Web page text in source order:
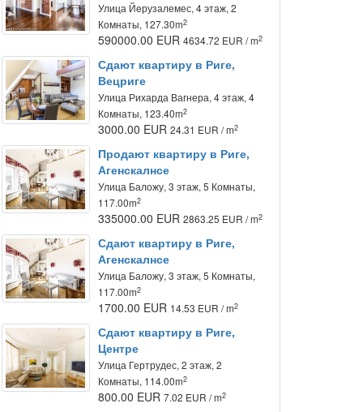
Улица Йeрузалемес, 4 этаж, 2
Комнаты, 127.30m2
590000.00 EUR4634.72 EUR / m2
Сдают квартиру в Риге,
Вецриге
Улица Рихарда Вагнера, 4 этаж, 4
Комнаты, 123.40m2
3000.00 EUR24.31 EUR / m2
Продают квартиру в Риге,
Агенскалнсе
Улица Баложу, 3 этаж, 5 Комнаты,
117.00m2
335000.00 EUR2863.25 EUR / m2
Сдают квартиру в Риге,
Агенскалнсе
Улица Баложу, 3 этаж, 5 Комнаты,
117.00m2
1700.00 EUR 14.53 EUR / m2
Сдают квартиру в Риге,
Центре
Улица Гертрудес, 2 этаж, 2
Комнаты, 114.00m2
800.00 EUR7.02 EUR / m2